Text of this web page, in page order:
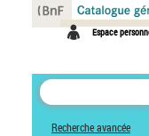
Espace
Recherche avancée
Panneau de gestion des